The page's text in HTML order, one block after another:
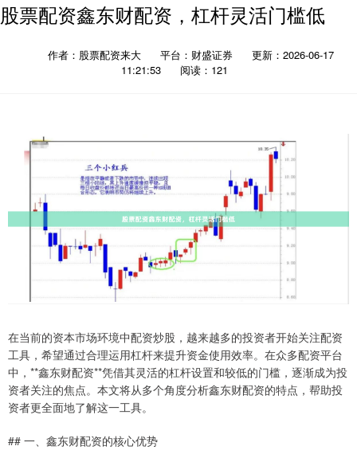
股票配资鑫东财配资，杠杆灵活门槛低
作者：股票配资来大 平台：财盛证券
更新：2026-06-17
11:21:53
阅读：121
在当前的资本市场环境中配资炒股，越来越多的投资者开始关注配资
工具，希望通过合理运用杠杆来提升资金使用效率。在众多配资平台
中，**鑫东财配资**凭借其灵活的杠杆设置和较低的门槛，逐渐成为投
资者关注的焦点。本文将从多个角度分析鑫东财配资的特点，帮助投
资者更全面地了解这一工具。
## 一、鑫东财配资的核心优势